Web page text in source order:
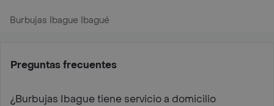
Burbujas Ibague Ibagué
Preguntas frecuentes
¿Burbujas Ibague tiene servicio a domicilio